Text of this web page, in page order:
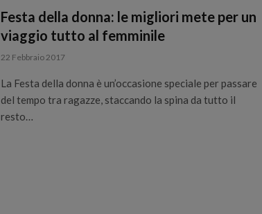
Festa della donna: le migliori mete per un
viaggio tutto al femminile
22 Febbraio 2017
La Festa della donna è un’occasione speciale per passare
del tempo tra ragazze, staccando la spina da tutto il
resto…